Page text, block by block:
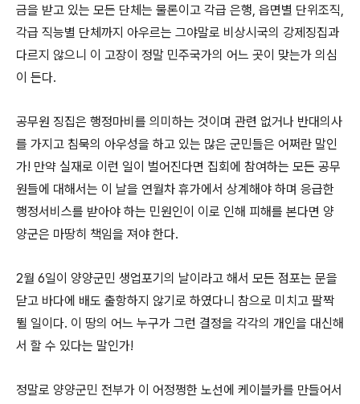
금을 받고 있는 모든 단체는 물론이고 각급 은행, 읍면별 단위조직,
각급 직능별 단체까지 아우르는 그야말로 비상시국의 강제징집과
다르지 않으니 이 고장이 정말 민주국가의 어느 곳이 맞는가 의심
이 든다.
공무원 징집은 행정마비를 의미하는 것이며 관련 없거나 반대의사
를 가지고 침묵의 아우성을 하고 있는 많은 군민들은 어쩌란 말인
가! 만약 실재로 이런 일이 벌어진다면 집회에 참여하는 모든 공무
원들에 대해서는 이 날을 연월차 휴가에서 상계해야 하며 응급한
행정서비스를 받아야 하는 민원인이 이로 인해 피해를 본다면 양
양군은 마땅히 책임을 져야 한다.
2월 6일이 양양군민 생업포기의 날이라고 해서 모든 점포는 문을
닫고 바다에 배도 출항하지 않기로 하였다니 참으로 미치고 팔짝
뛸 일이다. 이 땅의 어느 누구가 그런 결정을 각각의 개인을 대신해
서 할 수 있다는 말인가!
정말로 양양군민 전부가 이 어정쩡한 노선에 케이블카를 만들어서